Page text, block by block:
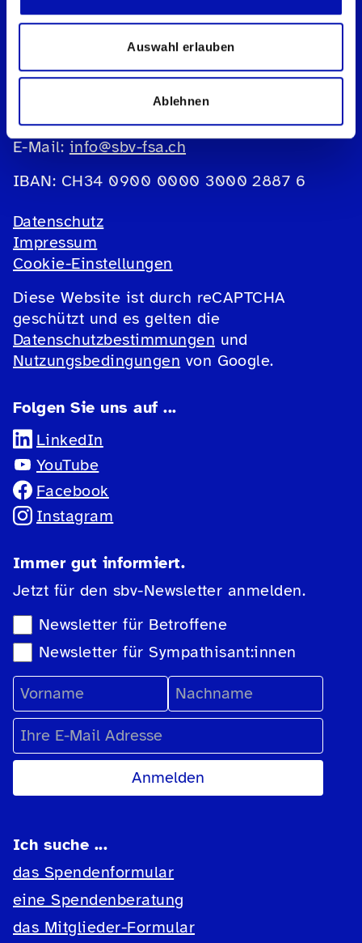
Auswahl erlauben
Ablehnen
Geschäftsstelle
Könizstrasse 23
Postfach
Telefon:031 390 88 00
E-Mail: info@sbv-fsa.ch
IBAN: CH34 0900 0000 3000 2887 6
Datenschutz
Impressum
Cookie-Einstellungen
Diese Website ist durch reCAPTCHA
geschützt und es gelten die
Datenschutzbestimmungen und
Nutzungsbedingungen von Google.
Folgen Sie uns auf ...
LinkedIn
YouTube
Facebook
Instagram
Immer gut informiert.
Jetzt für den sbv-Newsletter anmelden.
Newsletter-Auswahl
Newsletter für Betroffene
Newsletter für Sympathisant:innen
Vorname
Nachname
E-Mail Adresse
Ich suche ...
das Spendenformular
eine Spendenberatung
das Mitglieder-Formular